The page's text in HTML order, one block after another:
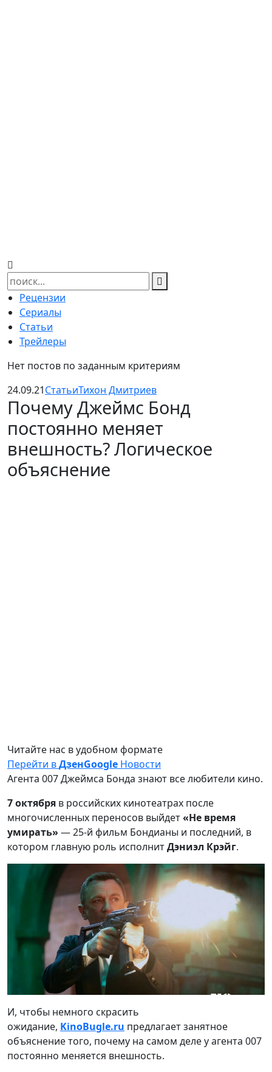
Найти:
Рецензии
Сериалы
Статьи
Трейлеры
Нет постов по заданным критериям
24.09.21СтатьиТихон Дмитриев
Почему Джеймс Бонд
постоянно меняет
внешность? Логическое
объяснение
Читайте нас в удобном формате
Перейти вДзенGoogle Новости
Агента 007 Джеймса Бонда знают все любители кино.
7 октября в российских кинотеатрах после
многочисленных переносов выйдет«Не время
умирать» — 25-й фильм Бондианы и последний, в
котором главную роль исполнитДэниэл Крэйг.
И, чтобы немного скрасить
ожидание, KinoBugle.ru предлагает занятное
объяснение того, почему на самом деле уагента 007
постоянно меняется внешность.